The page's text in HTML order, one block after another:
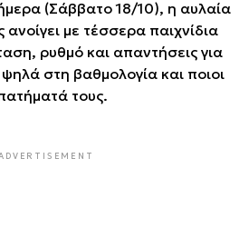
(Σάββατο 18/10), η αυλαία
ανοίγει με τέσσερα παιχνίδια
ρυθμό και απαντήσεις για
ψηλά στη βαθμολογία και ποιοι
τους.